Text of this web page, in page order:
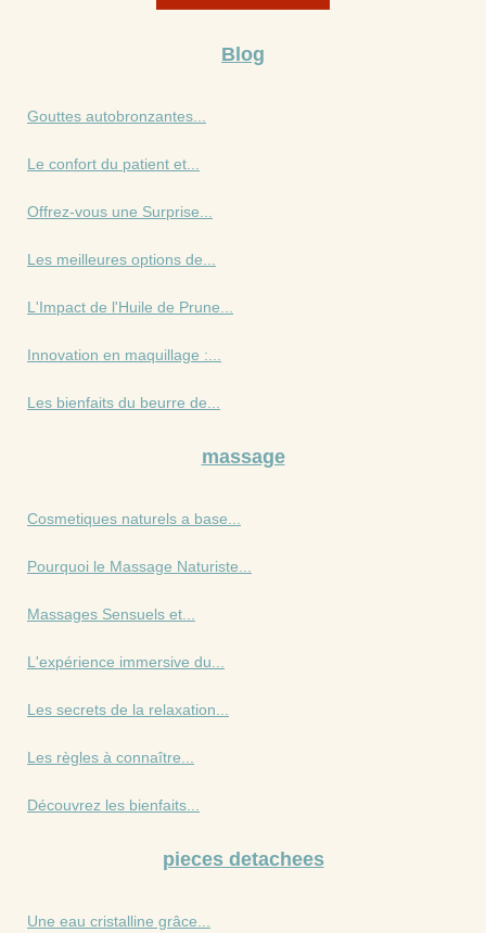
Blog
Gouttes autobronzantes...
Le confort du patient et...
Offrez-vous une Surprise...
Les meilleures options de...
L'Impact de l'Huile de Prune...
Innovation en maquillage :...
Les bienfaits du beurre de...
massage
Cosmetiques naturels a base...
Pourquoi le Massage Naturiste...
Massages Sensuels et...
L'expérience immersive du...
Les secrets de la relaxation...
Les règles à connaître...
Découvrez les bienfaits...
pieces detachees
Une eau cristalline grâce...